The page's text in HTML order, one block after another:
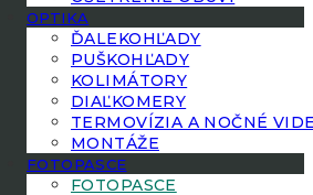
OPTIKA
ĎALEKOHĽADY
PUŠKOHĽADY
KOLIMÁTORY
DIAĽKOMERY
TERMOVÍZIA A NOČNÉ
MONTÁŽE
FOTOPASCE
FOTOPASCE